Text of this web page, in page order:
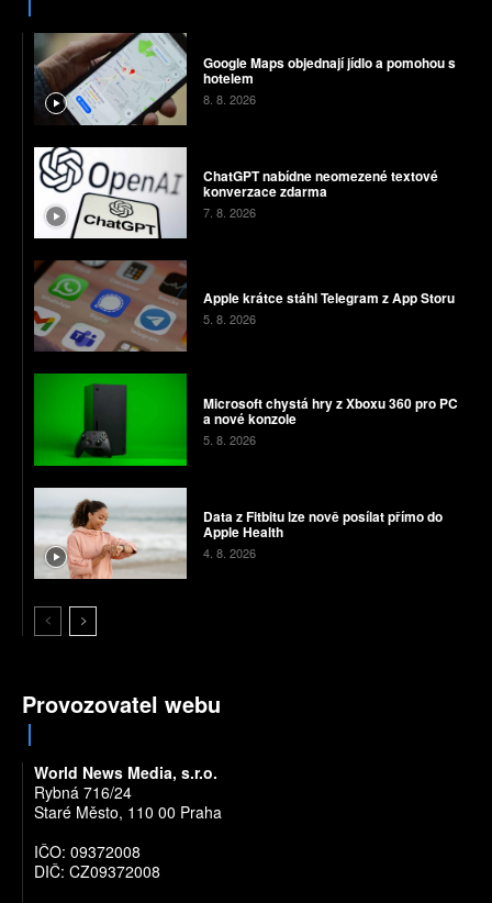
Google Maps objednají jídlo a pomohou s
hotelem
8. 8. 2026
ChatGPT nabídne neomezené textové
konverzace zdarma
7. 8. 2026
Apple krátce stáhl Telegram z App Storu
5. 8. 2026
Microsoft chystá hry z Xboxu 360 pro PC
a nové konzole
5. 8. 2026
Data z Fitbitu lze nově posílat přímo do
Apple Health
4. 8. 2026
Provozovatel webu
World News Media, s.r.o.
Rybná 716/24
Staré Město, 110 00 Praha
IČO: 09372008
DIČ: CZ09372008